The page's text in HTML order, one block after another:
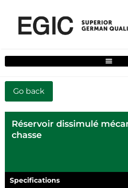
Filtre de solutions complètes pour la
Réservoir dissimulé
chasse
Specifications